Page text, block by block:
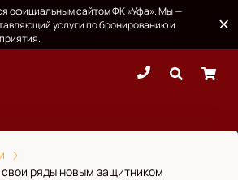
официальным сайтом ФК «Уфа». Мы —
услуги по бронированию и
ряды новым защитником